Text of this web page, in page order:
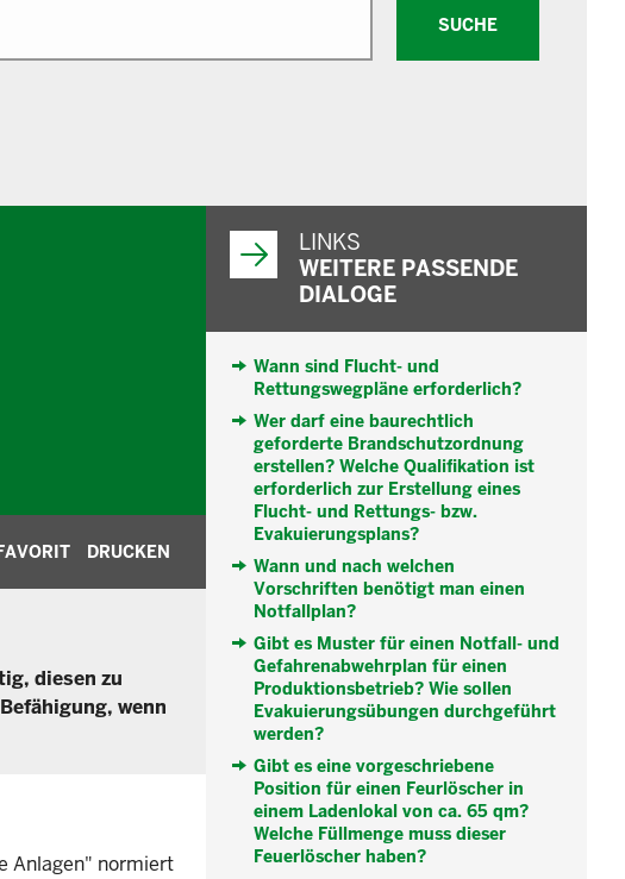
SUCHE
DRUCKEN
diesen zu
wenn
Anlagen" normiert
LINKS
WEITERE PASSENDE
DIALOGE
Wann sind Flucht- und
Rettungswegpläne erforderlich?
Wer darf eine baurechtlich
geforderte Brandschutzordnung
erstellen? Welche Qualifikation ist
erforderlich zur Erstellung eines
Flucht- und Rettungs- bzw.
Evakuierungsplans?
Wann und nach welchen
Vorschriften benötigt man einen
Notfallplan?
Gibt es Muster für einen Notfall- und
Gefahrenabwehrplan für einen
Produktionsbetrieb? Wie sollen
Evakuierungsübungen durchgeführt
werden?
Gibt es eine vorgeschriebene
Position für einen Feurlöscher in
einem Ladenlokal von ca. 65 qm?
Welche Füllmenge muss dieser
Feuerlöscher haben?